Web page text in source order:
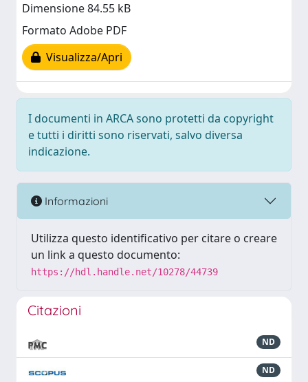
Dimensione 84.55 kB
Formato Adobe PDF
Visualizza/Apri
I documenti in ARCA sono protetti da copyright
e tutti i diritti sono riservati, salvo diversa
indicazione.
Informazioni
Utilizza questo identificativo per citare o creare
un link a questo documento:
https://hdl.handle.net/10278/44739
Citazioni
ND
ND